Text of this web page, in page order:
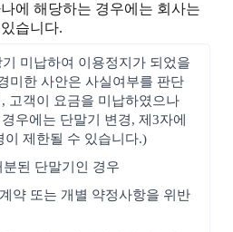
에 해당하는 경우에는 회사는
습니다.
미납하여 이용정지가 되었을
미한 사안은 사실여부를 판단
고객이 요금을 미납하였으나
우에는 단말기 변경, 제3자에
이 제한될 수 있습니다.)
분된 단말기인 경우
약 또는 개별 약정사항을 위반